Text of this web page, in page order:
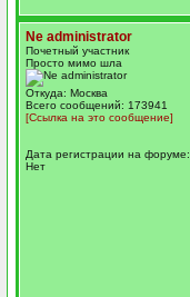
Ne administrator
Почетный участник
Просто мимо шла
Откуда: Москва
Всего сообщений: 173941
[Ссылка на это сообщение]
Дата регистрации на форуме:
Нет